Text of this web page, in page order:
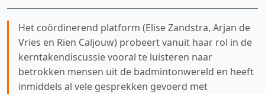
Het coördinerend platform (Elise Zandstra, Arjan de
Vries en Rien Caljouw) probeert vanuit haar rol in de
kerntakendiscussie vooral te luisteren naar
betrokken mensen uit de badmintonwereld en heeft
inmiddels al vele gesprekken gevoerd met